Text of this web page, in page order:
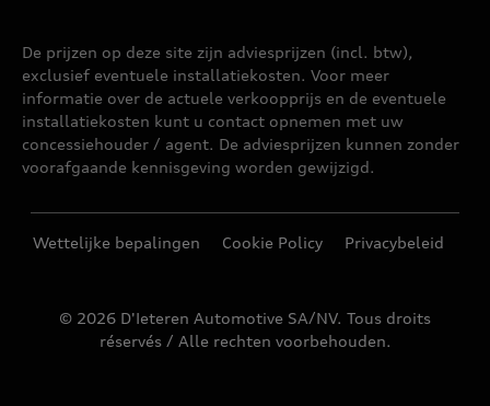
De prijzen op deze site zijn adviesprijzen (incl. btw),
exclusief eventuele installatiekosten. Voor meer
informatie over de actuele verkoopprijs en de eventuele
installatiekosten kunt u contact opnemen met uw
concessiehouder / agent. De adviesprijzen kunnen zonder
voorafgaande kennisgeving worden gewijzigd.
Wettelijke bepalingen Cookie Policy Privacybeleid
© 2026 D'Ieteren Automotive SA/NV. Tous droits
réservés / Alle rechten voorbehouden.